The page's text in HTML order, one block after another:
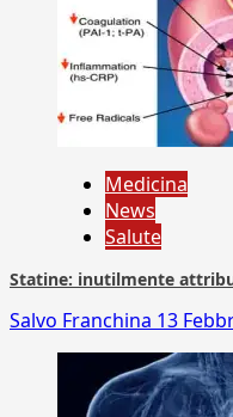
Medicina
News
Salute
Statine: inutilmente
Salvo Franchina 13